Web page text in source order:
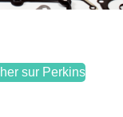
sur Perkins